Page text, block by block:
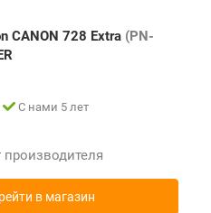
CANON 728 Extra (PN-
С нами 5 лет
производителя
в магазин